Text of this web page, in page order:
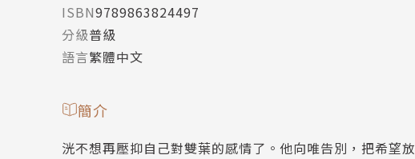
ISBN9789863824497
分級普級
語言繁體中文
簡介
洸不想再壓抑自己對雙葉的感情了。他向唯告別，把希望